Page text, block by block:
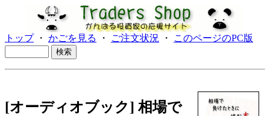
トップ・ かごを見る ・ ご注文状況 ・ このページのPC版
[オーディオブック] 相場で